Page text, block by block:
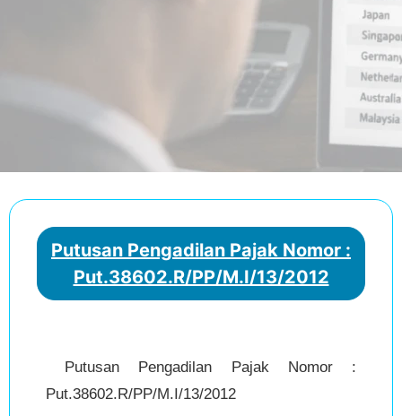
Putusan Pengadilan Pajak Nomor :
Put.38602.R/PP/M.I/13/2012
Putusan Pengadilan Pajak Nomor :
Put.38602.R/PP/M.I/13/2012